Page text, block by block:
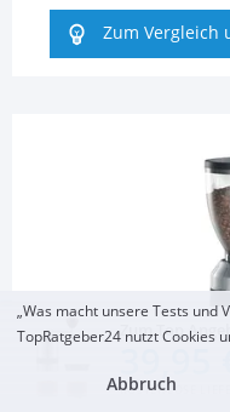
Zum Top
KOSTENLOSE
Zum Vergleich
„Was macht unsere Tests und
TopRatgeber24 nutzt Cookies
Abbruch